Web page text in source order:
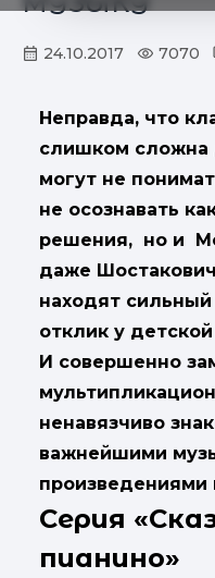
24.10.2017 7070
Неправда, что
слишком
могут не
не осознавать
решения, но и
даже
находят
отклик у
И совершенно
ненавязчиво
важнейшими
произведениями
Серия
пианино»